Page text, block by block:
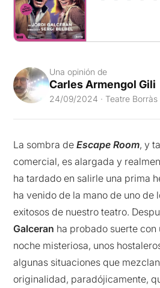
Una opinión de
Carles Armengol Gili
24/09/2024 · Teatre Borràs
La sombra deEscape Room, y
comercial, es alargada y
ha tardado en salirle una prima
ha venido de la mano de uno de
exitosos de nuestro teatro.
Galceran ha probado suerte con
noche misteriosa, unos
algunas situaciones que
originalidad, paradójicamente,